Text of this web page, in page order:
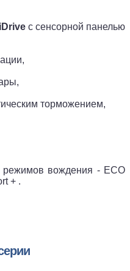
с сенсорной панелью
торможением,
вождения - ECO
+ .